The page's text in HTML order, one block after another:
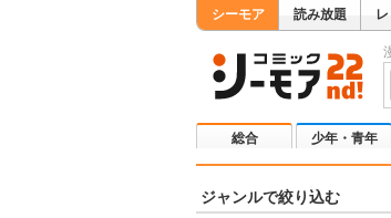
シーモア 読み放題
総合 少年・青年
ジャンルで絞り込む